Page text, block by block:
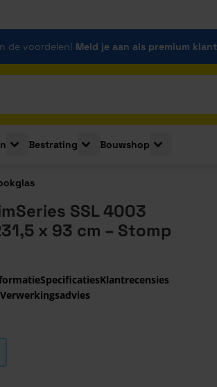
de voordelen! Meld je aan als premium klant
for Gevelbekleding
Toggle submenu for Deuren
Bestrating
Toggle submenu for Bestrating
Bouwshop
Toggle
SSL 4003
x 93 cm – Stomp
SpecificatiesKlantrecensies
Verwerkingsadvies